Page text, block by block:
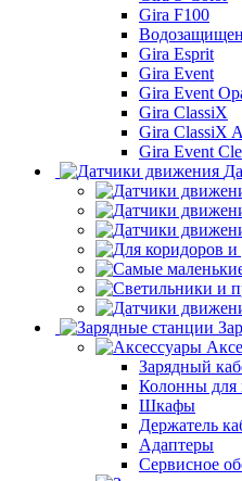
Gira F100
Gira Esprit
Gira Event
Gira Event
Gira ClassiX
Gira ClassiX
Gira Event
Зарядный
Колонны для
Шкафы
Держатель
Адаптеры
Сервисное